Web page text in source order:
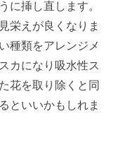
に挿し直します。
栄えが良くなりま
種類をアレンジメ
カになり吸水性ス
花を取り除くと同
といいかもしれま